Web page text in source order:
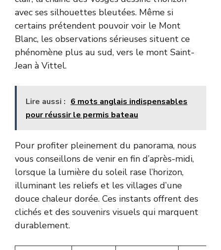
avec ses silhouettes bleutées. Même si
certains prétendent pouvoir voir le Mont
Blanc, les observations sérieuses situent ce
phénomène plus au sud, vers le mont Saint-
Jean à Vittel.
Lire aussi : 6 mots anglais indispensables
pour réussir le permis bateau
Pour profiter pleinement du panorama, nous
vous conseillons de venir en fin d’après-midi,
lorsque la lumière du soleil rase l’horizon,
illuminant les reliefs et les villages d’une
douce chaleur dorée. Ces instants offrent des
clichés et des souvenirs visuels qui marquent
durablement.